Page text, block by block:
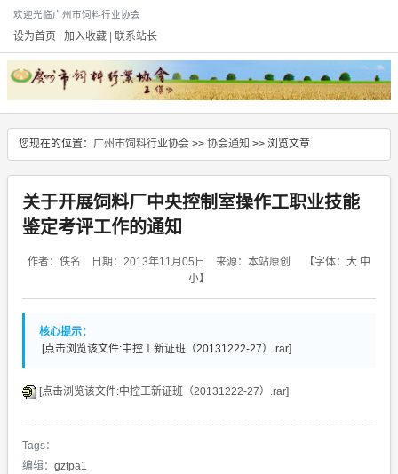
欢迎光临广州市饲料行业协会
设为首页 加入收藏 联系站长
您现在的位置： 广州市饲料行业协会 >> 协会通知 >> 浏览文章
关于开展饲料厂中央控制室操作工职业技能
鉴定考评工作的通知
作者：佚名 日期：2013年11月05日 来源：本站原创 【字体： 大 中
小】
核心提示：
[点击浏览该文件:中控工新证班（20131222-27）.rar]
[点击浏览该文件:中控工新证班（20131222-27）.rar]
Tags：
编辑： gzfpa1